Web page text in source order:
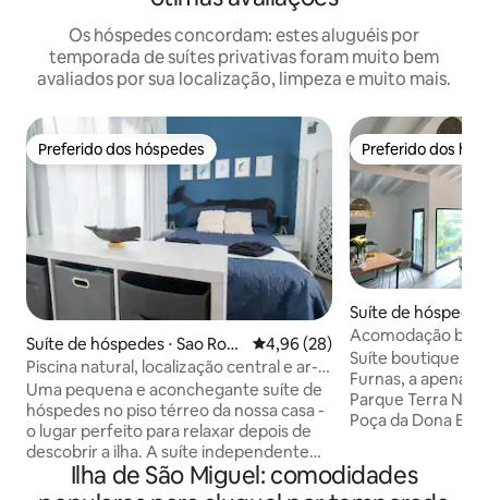
Os hóspedes concordam: estes aluguéis por
temporada de suítes privativas foram muito bem
avaliados por sua localização, limpeza e muito mais.
Preferido dos hóspedes
Preferido dos hóspedes
Suíte de hóspedes ⋅ Sao Roq
ue
4,96 de uma avaliação média
4,96 (28)
Piscina natural, localização central e ar-
condicionado | Estúdio
Uma pequena e aconchegante suíte de
hóspedes no piso térreo da nossa casa -
o lugar perfeito para relaxar depois de
descobrir a ilha. A suíte independente
"Baleias" tem uma cama queen size, um
banheiro, uma cozinha totalmente
Preferido dos
Preferido dos
Suíte de
Acomodação
Miguel
Suíte boutique
Furnas, a apenas
Parque Terra
Poça da Dona
colorida inspirada
natureza,
Ilha de São Miguel: comodidades